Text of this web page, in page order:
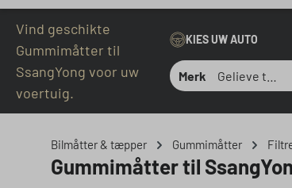
Vind geschikte
Gummimåtter til
SsangYong voor uw
voertuig.
KIES UW AUTO
Merk
Bilmåtter & tæpper Gummimåtter
Gummimåtter til